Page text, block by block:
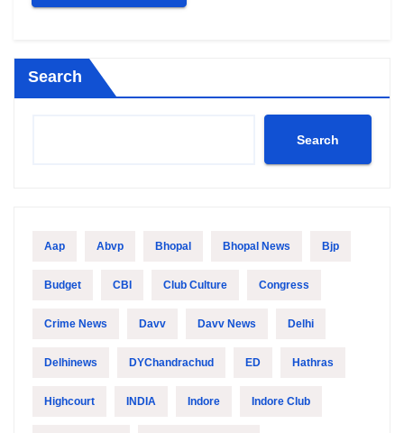
Search
Search
Aap Abvp Bhopal Bhopal News Bjp
Budget CBI Club Culture Congress
Crime News Davv Davv News Delhi
Delhinews DYChandrachud ED Hathras
Highcourt INDIA Indore Indore Club